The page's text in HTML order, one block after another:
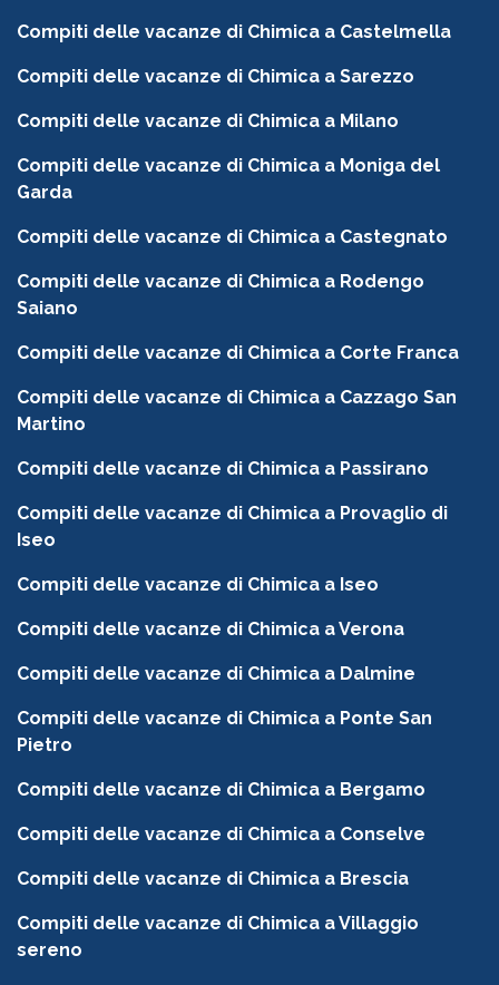
Compiti delle vacanze di Chimica a Castelmella
Compiti delle vacanze di Chimica a Sarezzo
Compiti delle vacanze di Chimica a Milano
Compiti delle vacanze di Chimica a Moniga del
Garda
Compiti delle vacanze di Chimica a Castegnato
Compiti delle vacanze di Chimica a Rodengo
Saiano
Compiti delle vacanze di Chimica a Corte Franca
Compiti delle vacanze di Chimica a Cazzago San
Martino
Compiti delle vacanze di Chimica a Passirano
Compiti delle vacanze di Chimica a Provaglio di
Iseo
Compiti delle vacanze di Chimica a Iseo
Compiti delle vacanze di Chimica a Verona
Compiti delle vacanze di Chimica a Dalmine
Compiti delle vacanze di Chimica a Ponte San
Pietro
Compiti delle vacanze di Chimica a Bergamo
Compiti delle vacanze di Chimica a Conselve
Compiti delle vacanze di Chimica a Brescia
Compiti delle vacanze di Chimica a Villaggio
sereno